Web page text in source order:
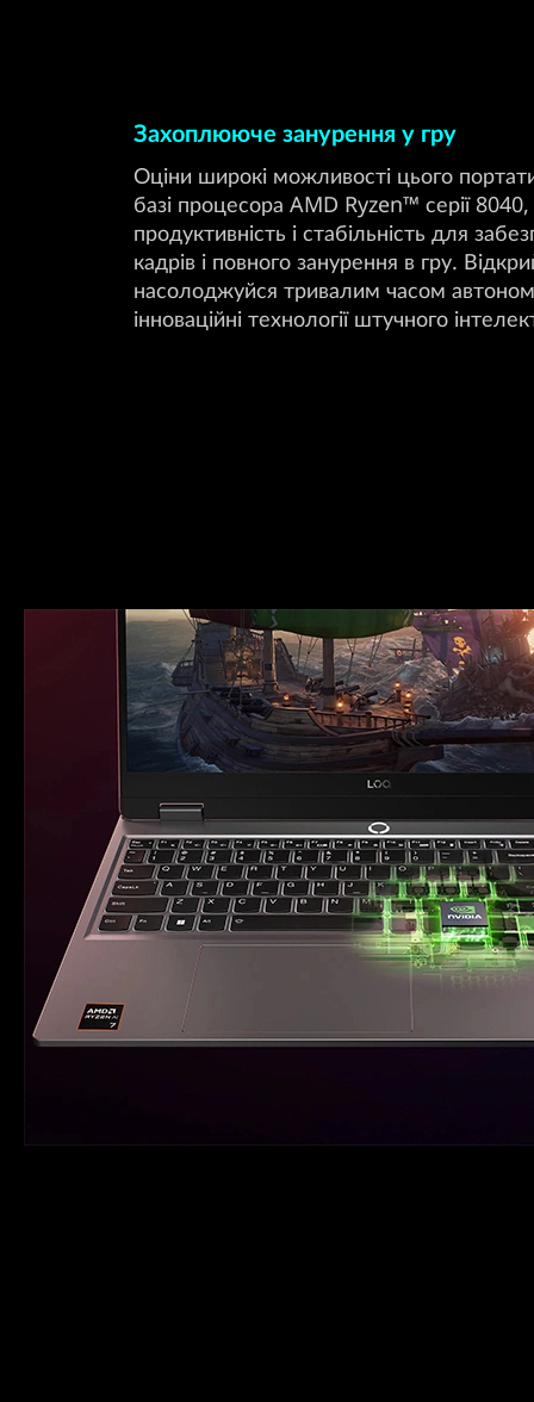
Захоплююче занурення у гру
Оціни широкі можливості цього
базі процесора AMD Ryzen™ серії
продуктивність і стабільність для
кадрів і повного занурення в гру.
насолоджуйся тривалим часом
інноваційні технології штучного